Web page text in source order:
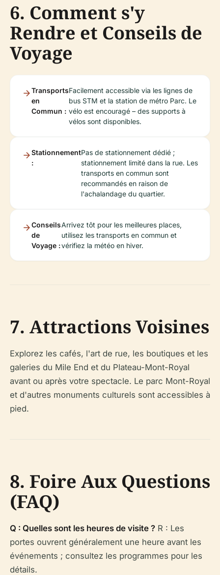
6. Comment s'y
Rendre et Conseils de
Voyage
Transports
en
Commun :
Facilement accessible via les lignes de
bus STM et la station de métro Parc. Le
vélo est encouragé – des supports à
vélos sont disponibles.
Stationnement
:
Pas de stationnement dédié ;
stationnement limité dans la rue. Les
transports en commun sont
recommandés en raison de
l'achalandage du quartier.
Conseils
de
Voyage :
Arrivez tôt pour les meilleures places,
utilisez les transports en commun et
vérifiez la météo en hiver.
7. Attractions Voisines
Explorez les cafés, l'art de rue, les boutiques et les
galeries du Mile End et du Plateau-Mont-Royal
avant ou après votre spectacle. Le parc Mont-Royal
et d'autres monuments culturels sont accessibles à
pied.
8. Foire Aux Questions
(FAQ)
Q : Quelles sont les heures de visite ? R : Les
portes ouvrent généralement une heure avant les
événements ; consultez les programmes pour les
détails.